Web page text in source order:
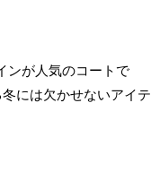
ンが人気のコートで
には欠かせないアイテ